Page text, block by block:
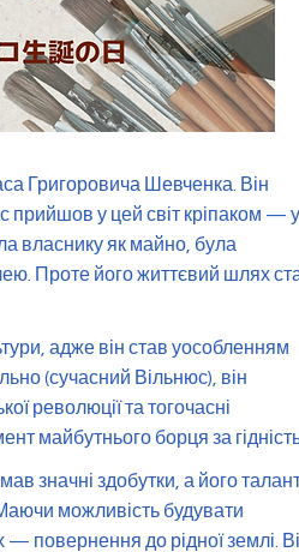
Григоровича Шевченка. Він
прийшов у цей світ кріпаком — у
власнику як майно, була
Проте його життєвий шлях
адже він став уособленням
(сучасний Вільнюс), він
революції та тогочасні
майбутнього борця за
значні здобутки, а його
можливість будувати
— повернення до рідної землі.